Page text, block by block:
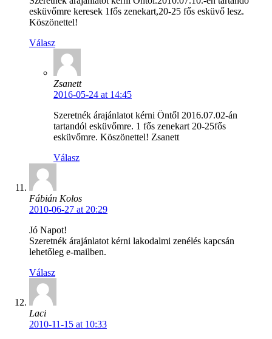
esküvőmre keresek 1fős zenekart,20-25 fős esküvő lesz.
Köszönettel!
Válasz
Zsanett
2016-05-24 at 14:45
Szeretnék árajánlatot kérni Öntől 2016.07.02-án
tartandól esküvőmre. 1 fős zenekart 20-25fős
esküvőmre. Köszönettel! Zsanett
Válasz
Fábián Kolos
2010-06-27 at 20:29
Jó Napot!
Szeretnék árajánlatot kérni lakodalmi zenélés kapcsán
lehetőleg e-mailben.
Válasz
Laci
2010-11-15 at 10:33